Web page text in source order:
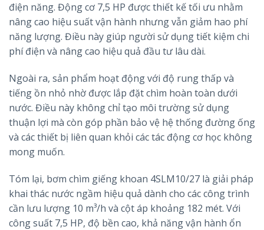
điện năng. Động cơ 7,5 HP được thiết kế tối ưu nhằm
nâng cao hiệu suất vận hành nhưng vẫn giảm hao phí
năng lượng. Điều này giúp người sử dụng tiết kiệm chi
phí điện và nâng cao hiệu quả đầu tư lâu dài.
Ngoài ra, sản phẩm hoạt động với độ rung thấp và
tiếng ồn nhỏ nhờ được lắp đặt chìm hoàn toàn dưới
nước. Điều này không chỉ tạo môi trường sử dụng
thuận lợi mà còn góp phần bảo vệ hệ thống đường ống
và các thiết bị liên quan khỏi các tác động cơ học không
mong muốn.
Tóm lại, bơm chìm giếng khoan 4SLM10/27 là giải pháp
khai thác nước ngầm hiệu quả dành cho các công trình
cần lưu lượng 10 m³/h và cột áp khoảng 182 mét. Với
công suất 7,5 HP, độ bền cao, khả năng vận hành ổn